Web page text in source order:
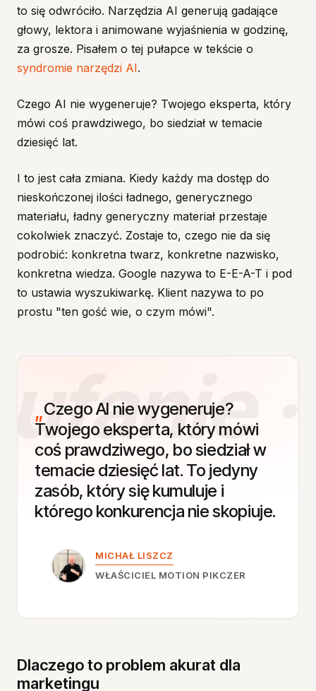
to się odwróciło. Narzędzia AI generują gadające
głowy, lektora i animowane wyjaśnienia w godzinę,
za grosze. Pisałem o tej pułapce w tekście o
syndromie narzędzi AI.
Czego AI nie wygeneruje? Twojego eksperta, który
mówi coś prawdziwego, bo siedział w temacie
dziesięć lat.
I to jest cała zmiana. Kiedy każdy ma dostęp do
nieskończonej ilości ładnego, generycznego
materiału, ładny generyczny materiał przestaje
cokolwiek znaczyć. Zostaje to, czego nie da się
podrobić: konkretna twarz, konkretne nazwisko,
konkretna wiedza. Google nazywa to E-E-A-T i pod
to ustawia wyszukiwarkę. Klient nazywa to po
prostu "ten gość wie, o czym mówi".
CzegoAI niewygeneruje?
Twojego eksperta, którymówi
coś prawdziwego, bosiedziałw
temacie dziesięć lat. To jedyny
zasób, którysiękumuluje i
którego konkurencja nieskopiuje.
MICHAŁ LISZCZ
WŁAŚCICIEL MOTION PIKCZER
Dlaczego to problem akurat dla
marketingu